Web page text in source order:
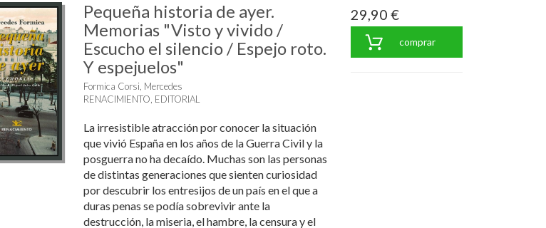
Pequeña historia de ayer.
Memorias "Visto y vivido /
Escucho el silencio / Espejo roto.
Y espejuelos"
Formica Corsi, Mercedes
RENACIMIENTO, EDITORIAL
La irresistible atracción por conocer la situación
que vivió España en los años de la Guerra Civil y la
posguerra no ha decaído. Muchas son las personas
de distintas generaciones que sienten curiosidad
por descubrir los entresijos de un país en el que a
duras penas se podía sobrevivir ante la
destrucción, la miseria, el hambre, la censura y el
29,90 €
comprar